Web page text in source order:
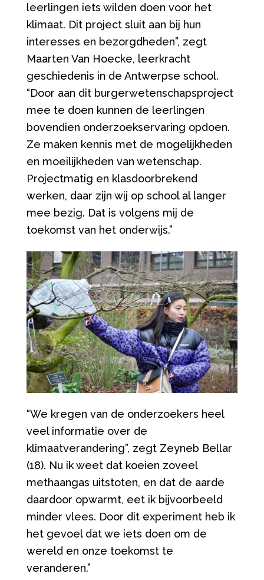
leerlingen iets wilden doen voor het
klimaat. Dit project sluit aan bij hun
interesses en bezorgdheden”, zegt
Maarten Van Hoecke, leerkracht
geschiedenis in de Antwerpse school.
“Door aan dit burgerwetenschapsproject
mee te doen kunnen de leerlingen
bovendien onderzoekservaring opdoen.
Ze maken kennis met de mogelijkheden
en moeilijkheden van wetenschap.
Projectmatig en klasdoorbrekend
werken, daar zijn wij op school al langer
mee bezig. Dat is volgens mij de
toekomst van het onderwijs.”
“We kregen van de onderzoekers heel
veel informatie over de
klimaatverandering”, zegt Zeyneb Bellar
(18). Nu ik weet dat koeien zoveel
methaangas uitstoten, en dat de aarde
daardoor opwarmt, eet ik bijvoorbeeld
minder vlees. Door dit experiment heb ik
het gevoel dat we iets doen om de
wereld en onze toekomst te
veranderen.”